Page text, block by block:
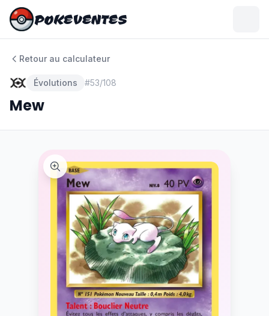
POKEVENTES
POKEVENTES
Retour au calculateur
Évolutions #53/108
Mew